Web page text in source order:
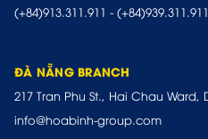
(+84)913.311.911 - (+84)939.311.911
ĐÀ NẴNG BRANCH
217 Tran Phu St., Hai Chau
info@hoabinh-group.com